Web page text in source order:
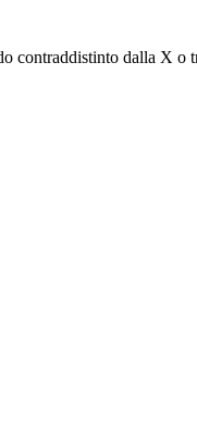
contraddistinto dalla X